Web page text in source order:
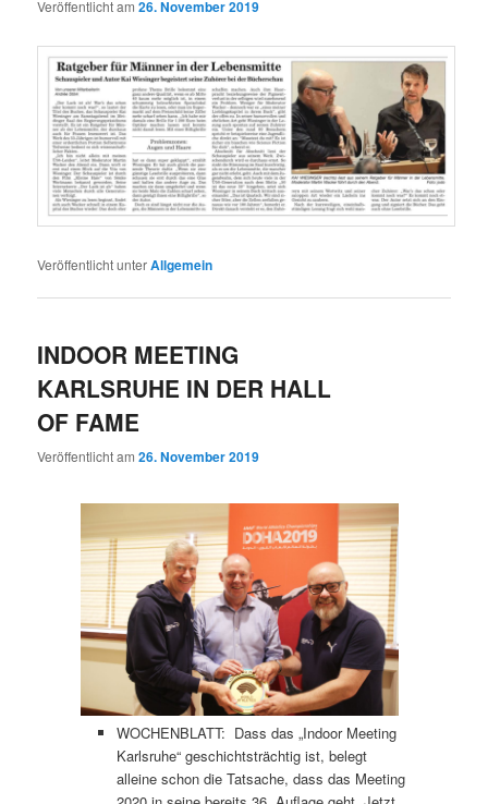
Veröffentlicht am26. November 2019
Veröffentlicht unterAllgemein
INDOOR MEETING
KARLSRUHE IN DER HALL
OF FAME
Veröffentlicht am26. November 2019
WOCHENBLATT: Dass das „Indoor Meeting
Karlsruhe“ geschichtsträchtig ist, belegt
alleine schon die Tatsache, dass das Meeting